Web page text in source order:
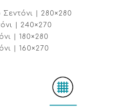
| 280×280
| 240×270
| 180×280
| 160×270